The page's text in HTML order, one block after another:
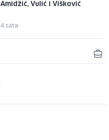
Amidžić, Vulić i Višković
4 sata